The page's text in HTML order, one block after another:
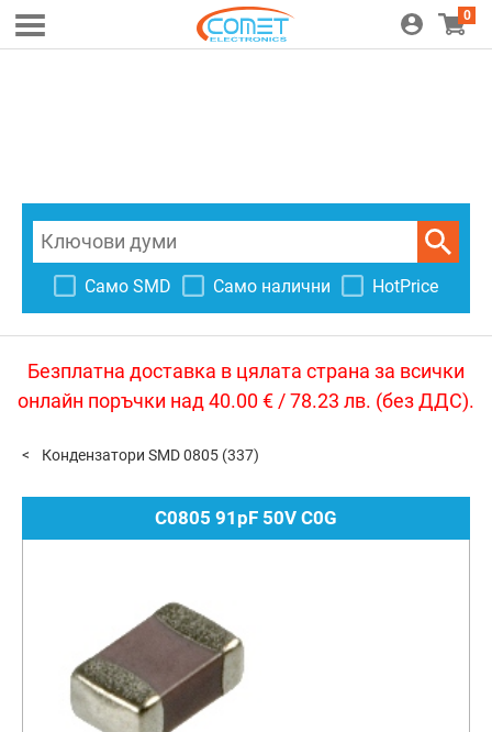
0
Само SMD Само налични HotPrice
Безплатна доставка в цялата страна за всички
онлайн поръчки над 40.00 € / 78.23 лв. (без ДДС).
Кондензатори SMD 0805 (337)
C0805 91pF 50V C0G